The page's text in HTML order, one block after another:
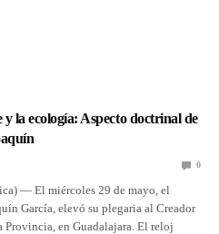
la ecología: Aspecto doctrinal de
0
— El miércoles 29 de mayo, el
García, elevó su plegaria al Creador
en Guadalajara. El reloj